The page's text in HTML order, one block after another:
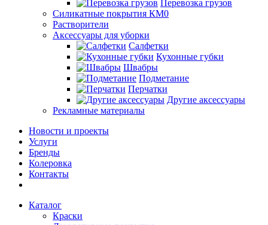
Перевозка грузов
Силикатные покрытия КМ0
Растворители
Аксессуары для уборки
Салфетки
Кухонные губки
Швабры
Подметание
Перчатки
Другие аксессуары
Рекламные материалы
Новости и проекты
Услуги
Бренды
Колеровка
Контакты
Каталог
Краски